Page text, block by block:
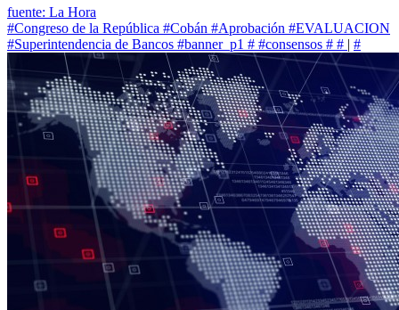
fuente: La Hora
#Congreso de la República #Cobán #Aprobación #EVALUACION
#Superintendencia de Bancos #banner_p1 # #consensos # # | #